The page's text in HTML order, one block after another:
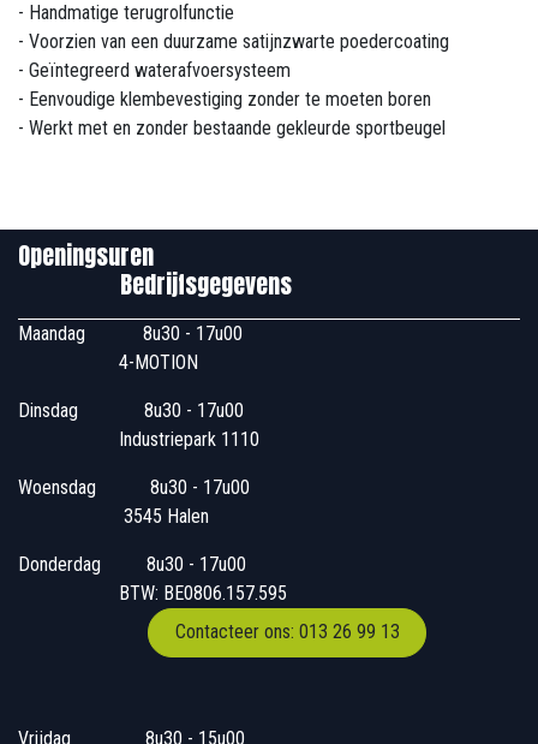
- Handmatige terugrolfunctie
- Voorzien van een duurzame satijnzwarte poedercoating
- Geïntegreerd waterafvoersysteem
- Eenvoudige klembevestiging zonder te moeten boren
- Werkt met en zonder bestaande gekleurde sportbeugel
Openingsuren
Bedrijfsgegevens
Maandag
​8u30 - 17u00
4-MOTION
Dinsdag
​8u30 - 17u00
Industriepark 1110
Woensdag
​​​ 8u30 - 17u00
3545 Halen
Donderdag
​​8u30 - 17u00
BTW: BE0806.157.595
Contacteer ons: 013 26 99 13
Vrijdag ​8u30 - 15u00